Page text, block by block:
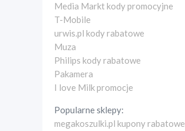
Media Markt kody promocyjne
T-Mobile
urwis.pl kody rabatowe
Muza
Philips kody rabatowe
Pakamera
I love Milk promocje
Popularne sklepy:
megakoszulki.pl kupony rabatowe